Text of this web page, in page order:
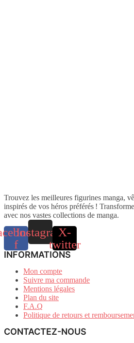
Trouvez les meilleures figurines manga,
inspirés de vos héros préférés !
avec nos vastes collections de manga.
f
InstagramX-
twitter
INFORMATIONS
Mon compte
Suivre ma commande
Mentions légales
Plan du site
F.A.Q
Politique de retours et
CONTACTEZ-NOUS